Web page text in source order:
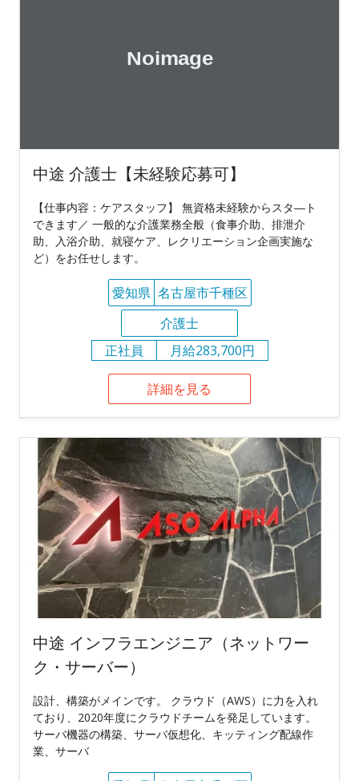
中途 介護士【未経験応募可】
【仕事内容：ケアスタッフ】 無資格未経験からスタ―ト
できます／ ⼀般的な介護業務全般（⾷事介助、排泄介
助、入浴介助、就寝ケア、レクリエーション企画実施な
ど）をお任せします。
愛知県 名古屋市千種区
介護士
正社員
月給283,700円
詳細を見る
中途 インフラエンジニア（ネットワー
ク・サーバー）
設計、構築がメインです。 クラウド（AWS）に力を入れ
ており、2020年度にクラウドチームを発足しています。
サーバ機器の構築、サーバ仮想化、キッティング配線作
業、サーバ